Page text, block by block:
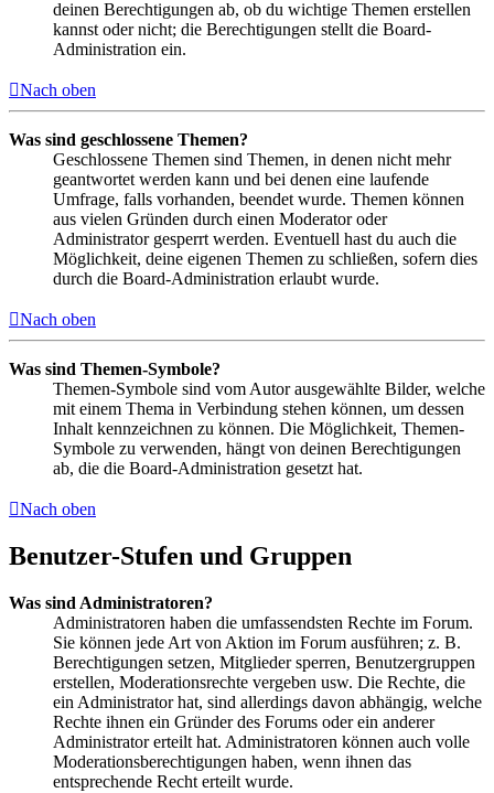
deinen Berechtigungen ab, ob du wichtige Themen erstellen
kannst oder nicht; die Berechtigungen stellt die Board-
Administration ein.
Nach oben
Was sind geschlossene Themen?
Geschlossene Themen sind Themen, in denen nicht mehr
geantwortet werden kann und bei denen eine laufende
Umfrage, falls vorhanden, beendet wurde. Themen können
aus vielen Gründen durch einen Moderator oder
Administrator gesperrt werden. Eventuell hast du auch die
Möglichkeit, deine eigenen Themen zu schließen, sofern dies
durch die Board-Administration erlaubt wurde.
Nach oben
Was sind Themen-Symbole?
Themen-Symbole sind vom Autor ausgewählte Bilder, welche
mit einem Thema in Verbindung stehen können, um dessen
Inhalt kennzeichnen zu können. Die Möglichkeit, Themen-
Symbole zu verwenden, hängt von deinen Berechtigungen
ab, die die Board-Administration gesetzt hat.
Nach oben
Benutzer-Stufen und Gruppen
Was sind Administratoren?
Administratoren haben die umfassendsten Rechte im Forum.
Sie können jede Art von Aktion im Forum ausführen; z. B.
Berechtigungen setzen, Mitglieder sperren, Benutzergruppen
erstellen, Moderationsrechte vergeben usw. Die Rechte, die
ein Administrator hat, sind allerdings davon abhängig, welche
Rechte ihnen ein Gründer des Forums oder ein anderer
Administrator erteilt hat. Administratoren können auch volle
Moderationsberechtigungen haben, wenn ihnen das
entsprechende Recht erteilt wurde.